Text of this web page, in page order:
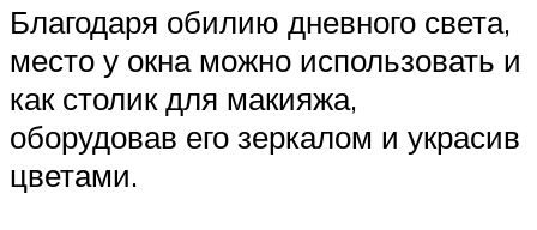
Благодаря обилию дневного света,
место у окна можно использовать и
как столик для макияжа,
оборудовав его зеркалом и украсив
цветами.